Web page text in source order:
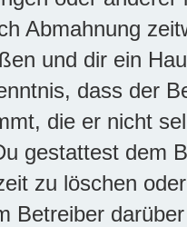
Abmahnung
und dir ein
dass der
die er nicht
gestattest dem
zu löschen
Betreiber